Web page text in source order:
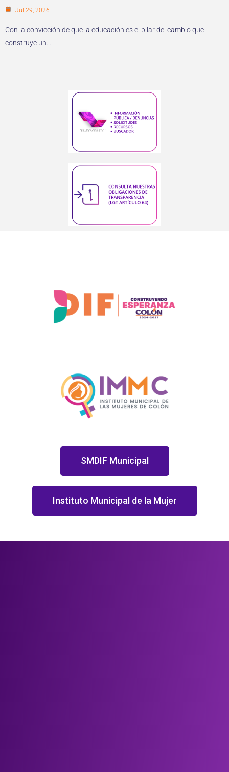
Jul 29, 2026
Con la convicción de que la educación es el pilar del cambio que
construye un…
SMDIF Municipal
Instituto Municipal de la Mujer